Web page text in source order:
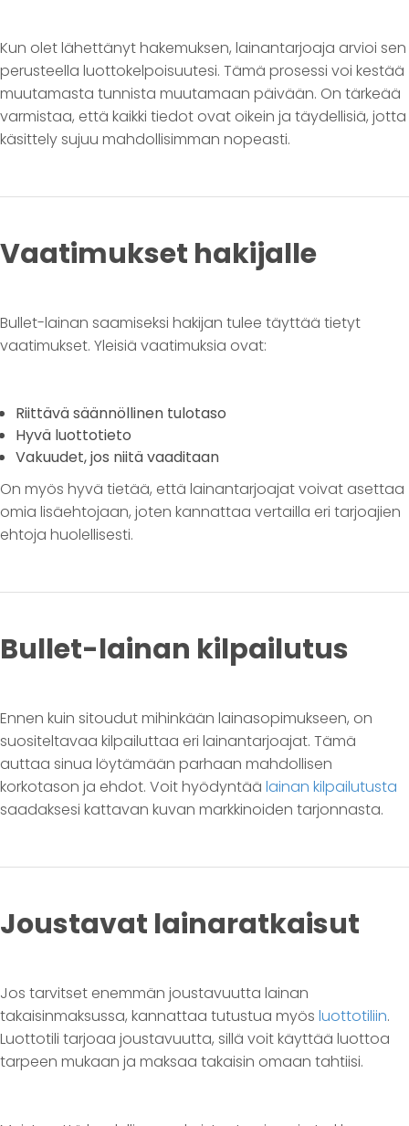
Kun olet lähettänyt hakemuksen, lainantarjoaja arvioi sen
perusteella luottokelpoisuutesi. Tämä prosessi voi kestää
muutamasta tunnista muutamaan päivään. On tärkeää
varmistaa, että kaikki tiedot ovat oikein ja täydellisiä, jotta
käsittely sujuu mahdollisimman nopeasti.
Vaatimukset hakijalle
Bullet-lainan saamiseksi hakijan tulee täyttää tietyt
vaatimukset. Yleisiä vaatimuksia ovat:
Riittävä säännöllinen tulotaso
Hyvä luottotieto
Vakuudet, jos niitä vaaditaan
On myös hyvä tietää, että lainantarjoajat voivat asettaa
omia lisäehtojaan, joten kannattaa vertailla eri tarjoajien
ehtoja huolellisesti.
Bullet-lainan kilpailutus
Ennen kuin sitoudut mihinkään lainasopimukseen, on
suositeltavaa kilpailuttaa eri lainantarjoajat. Tämä
auttaa sinua löytämään parhaan mahdollisen
korkotason ja ehdot. Voit hyödyntää lainan kilpailutusta
saadaksesi kattavan kuvan markkinoiden tarjonnasta.
Joustavat lainaratkaisut
Jos tarvitset enemmän joustavuutta lainan
takaisinmaksussa, kannattaa tutustua myös luottotiliin.
Luottotili tarjoaa joustavuutta, sillä voit käyttää luottoa
tarpeen mukaan ja maksaa takaisin omaan tahtiisi.